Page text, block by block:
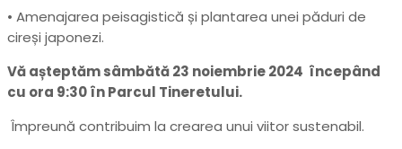
• Amenajarea peisagistică și plantarea unei păduri de
cireși japonezi.
Vă așteptăm sâmbătă 23 noiembrie 2024 începând
cu ora 9:30 în Parcul Tineretului.
Împreună contribuim la crearea unui viitor sustenabil.